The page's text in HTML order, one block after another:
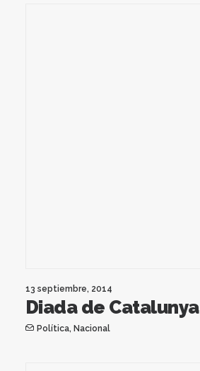
13 septiembre, 2014
Diada de Catalunya
Política, Nacional